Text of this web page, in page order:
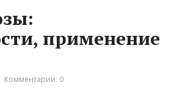
применение
Комментарии: 0